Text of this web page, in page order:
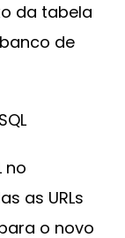
da tabela
de
no
as URLs
o novo